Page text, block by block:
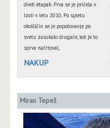
dveh etapah. Prva se je pričela v
Izoli v letu 2010. Po spletu
okoliščin se je popotovanje po
svetu zasukalo drugače, kot je to
sprva načrtoval,
NAKUP
Miran Tepeš